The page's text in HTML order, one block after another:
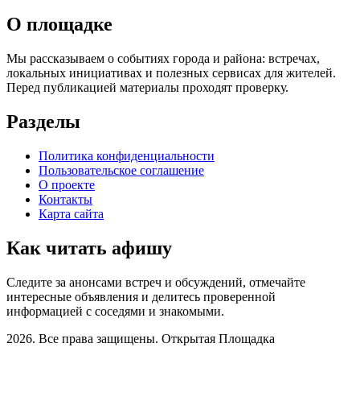
О площадке
Мы рассказываем о событиях города и района: встречах,
локальных инициативах и полезных сервисах для жителей.
Перед публикацией материалы проходят проверку.
Разделы
Политика конфиденциальности
Пользовательское соглашение
О проекте
Контакты
Карта сайта
Как читать афишу
Следите за анонсами встреч и обсуждений, отмечайте
интересные объявления и делитесь проверенной
информацией с соседями и знакомыми.
2026. Все права защищены. Открытая Площадка